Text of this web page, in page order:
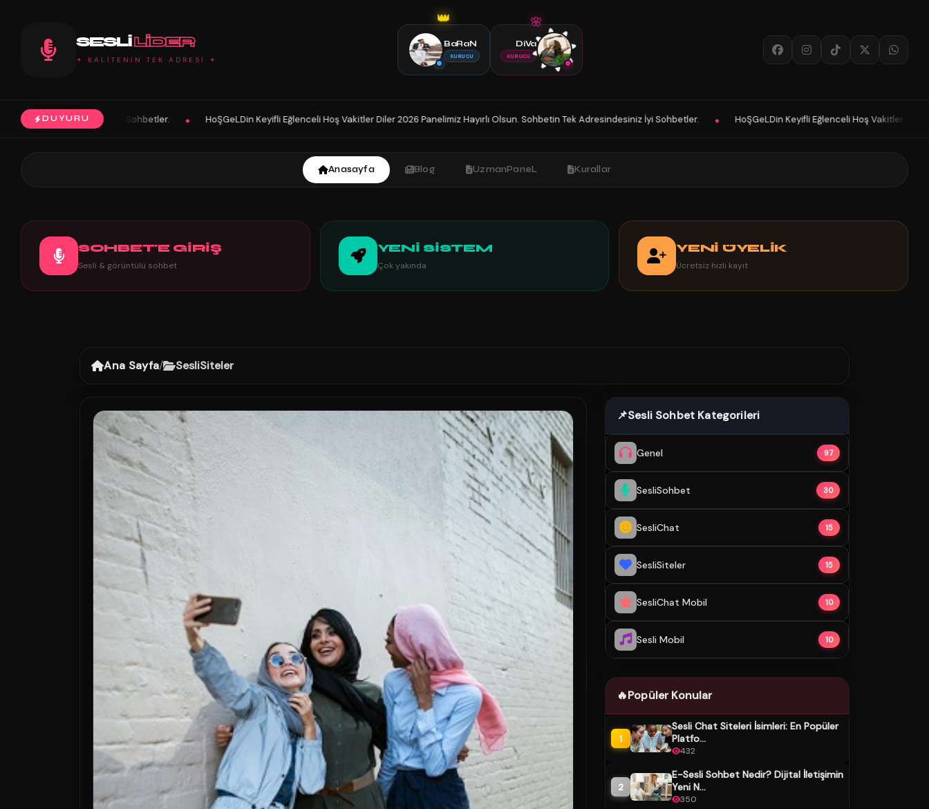
SESLILIDER
✦ KALİTENİN TEK ADRESİ ✦
👑
BaRaN
KURUCU
🌸
DiVa
KURUCU
DUYURU
İyi Sohbetler. ◆ HoŞGeLDin Keyifli Eğlenceli Hoş Vakitler Diler 2026 Panelimiz Hayırlı Olsun. Sohbetin Tek Adresindesiniz İyi Sohbetler. ◆ HoŞGeLDin Keyifli Eğlenceli Hoş Vakitler Diler 2026 Panelimiz Hayırlı
Anasayfa Blog UzmanPaneL Kurallar
SOHBET'E GİRİŞ
Sesli & görüntülü sohbet
YENİ SİSTEM
Çok yakında
YENİ ÜYELİK
Ücretsiz hızlı kayıt
Ana Sayfa/ SesliSiteler
📌Sesli Sohbet Kategorileri
Genel 97
SesliSohbet 30
SesliChat 15
SesliSiteler 15
SesliChat Mobil 10
Sesli Mobil 10
🔥Popüler Konular
1
Sesli Chat Siteleri İsimleri: En Popüler
Platfo...
432
2
E-Sesli Sohbet Nedir? Dijital İletişimin
Yeni N...
350